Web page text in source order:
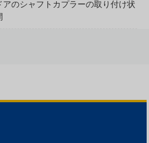
アのシャフトカプラーの取り付け状